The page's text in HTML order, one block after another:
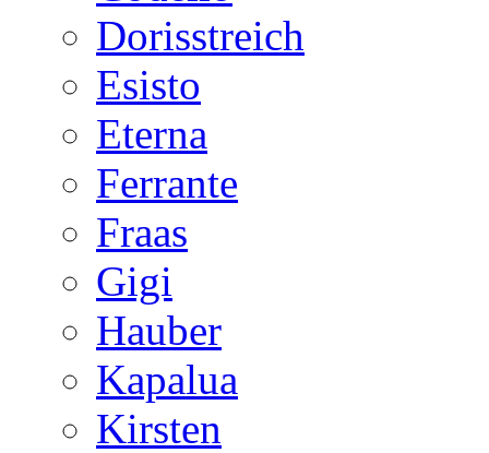
Dorisstreich
Esisto
Eterna
Ferrante
Fraas
Gigi
Hauber
Kapalua
Kirsten